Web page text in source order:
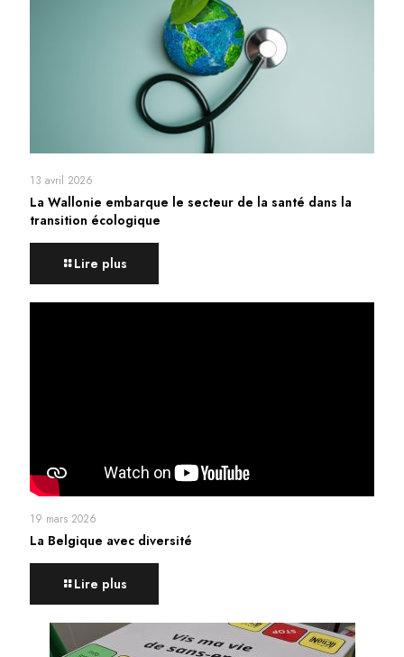
13 avril 2026
La Wallonie embarque le secteur de la santé dans la
transition écologique
Lire plus
19 mars 2026
La Belgique avec diversité
Lire plus